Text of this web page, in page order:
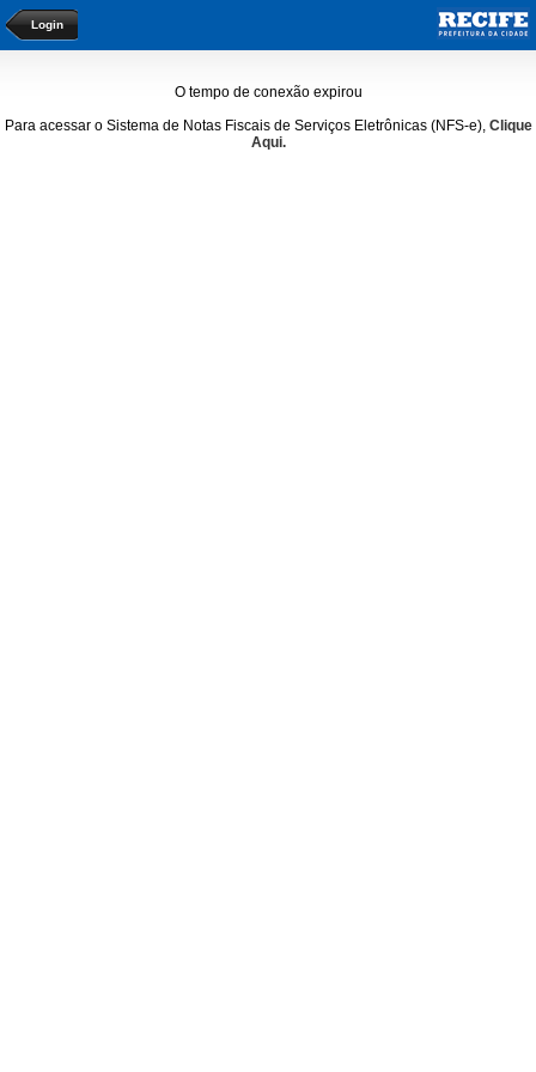
Login
O tempo de conexão expirou
Para acessar o Sistema de Notas Fiscais de Serviços Eletrônicas (NFS-e), Clique
Aqui.